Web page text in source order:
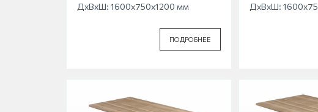
ДхВхШ: 1600x750x1200 мм
ПОДРОБНЕЕ
ДхВхШ: